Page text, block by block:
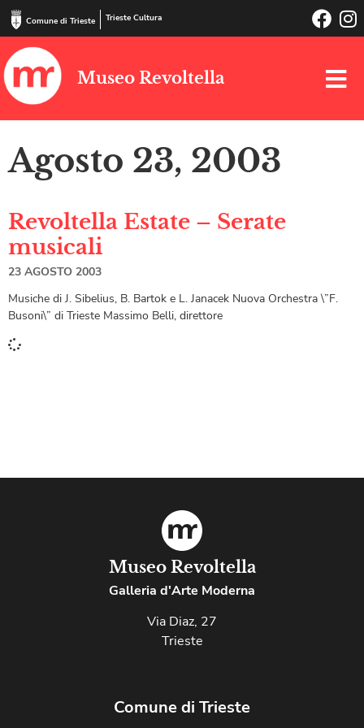
Comune di Trieste Trieste Cultura
Museo Revoltella
Agosto 23, 2003
Revoltella Estate – Serate
musicali
23 AGOSTO 2003
Musiche di J. Sibelius, B. Bartok e L. Janacek Nuova Orchestra \”F.
Busoni\” di Trieste Massimo Belli, direttore
Museo Revoltella
Galleria d'Arte Moderna
Via Diaz, 27
Trieste
Comune di Trieste